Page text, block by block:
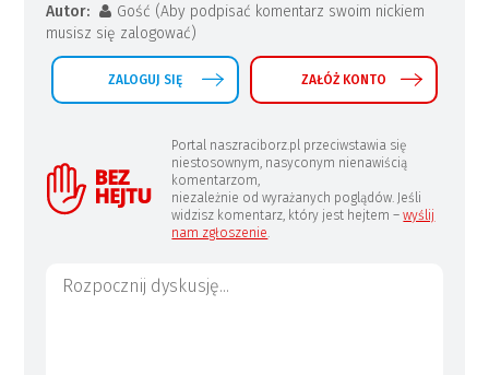
Autor:
Gość (Aby podpisać komentarz swoim nickiem
musisz się zalogować)
ZALOGUJ SIĘ ZAŁÓŻ KONTO
Portal naszraciborz.pl przeciwstawia się
niestosownym, nasyconym nienawiścią
komentarzom,
niezależnie od wyrażanych poglądów. Jeśli
widzisz komentarz, który jest hejtem –wyślij
nam zgłoszenie